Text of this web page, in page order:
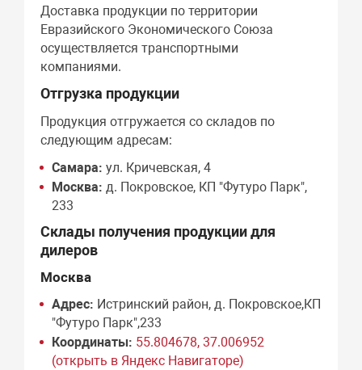
Доставка продукции по территории
Евразийского Экономического Союза
осуществляется транспортными
компаниями.
Отгрузка продукции
Продукция отгружается со складов по
следующим адресам:
Самара: ул. Кричевская, 4
Москва: д. Покровское, КП "Футуро Парк",
233
Склады получения продукции для
дилеров
Москва
Адрес: Истринский район, д. Покровское,КП
"Футуро Парк",233
Координаты: 55.804678, 37.006952
(открыть в Яндекс Навигаторе)